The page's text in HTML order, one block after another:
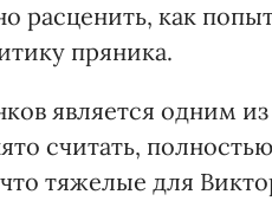
расценить, как
пряника.
является одним
считать,
тяжелые для